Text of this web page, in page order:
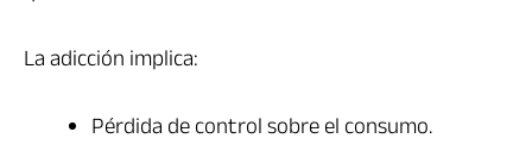
La adicción implica:
Pérdida de control sobre el consumo.